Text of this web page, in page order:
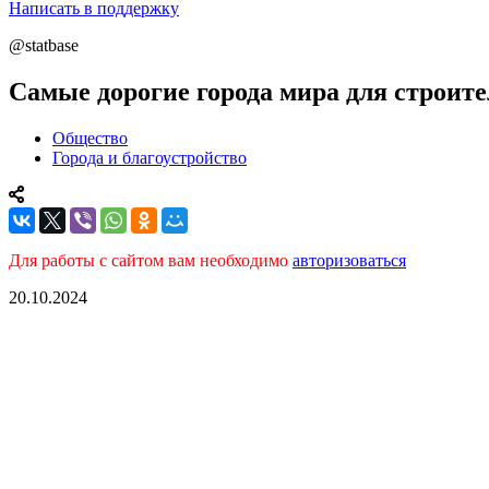
Написать в поддержку
@statbase
Самые дорогие города мира для
Общество
Города и благоустройство
Для работы с сайтом вам необходимо авторизоваться
20.10.2024